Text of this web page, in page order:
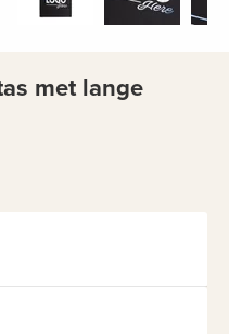
met lange